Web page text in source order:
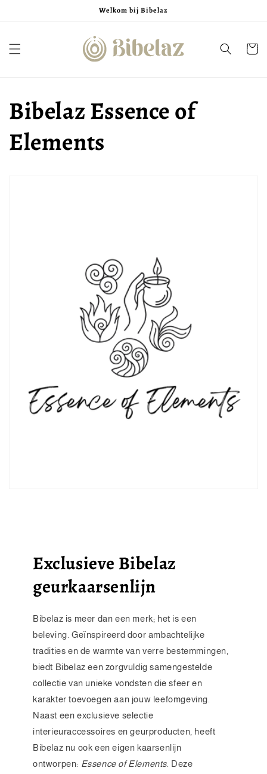
Welkom bij Bibelaz
Bibelaz Essence of
Elements
Exclusieve Bibelaz
geurkaarsenlijn
Bibelaz is meer dan een merk; het is een
beleving. Geïnspireerd door ambachtelijke
tradities en de warmte van verre bestemmingen,
biedt Bibelaz een zorgvuldig samengestelde
collectie van unieke vondsten die sfeer en
karakter toevoegen aan jouw leefomgeving.
Naast een exclusieve selectie
interieuraccessoires en geurproducten, heeft
Bibelaz nu ook een eigen kaarsenlijn
ontworpen: Essence of Elements . Deze